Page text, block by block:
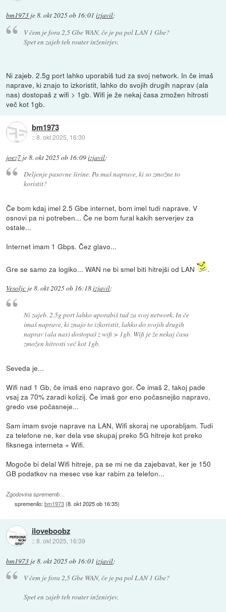
bm1973 je8. okt 2025 ob 16:01 izjavil:
V čem je fora 2,5 Gbe WAN, če je pa pol LAN 1 Gbe?
Spet en zajeb teh router inženirjev.
Ni zajeb. 2.5g port lahko uporabiš tud za svoj network. In če imaš
naprave, ki znajo to izkoristit, lahko do svojih drugih naprav (ala
nas) dostopaš z wifi > 1gb. Wifi je že nekaj časa zmožen hitrosti
več kot 1gb.
bm1973
::8. okt 2025, 16:30
joez7 je8. okt 2025 ob 16:09izjavil:
Deljenje pasovne širine. Pa maš naprave, ki so zmožne to
koristit?
Če bom kdaj imel 2.5 Gbe internet, bom imel tudi naprave. V
osnovi pa ni potreben... Če ne bom fural kakih serverjev za
ostale...
Internet imam 1 Gbps. Čez glavo...
Gre se samo za logiko... WAN ne bi smel biti hitrejši od LAN .
Vesoljc je8. okt 2025 ob 16:18izjavil:
Ni zajeb. 2.5g port lahko uporabiš tud za svoj network. In če
imaš naprave, ki znajo to izkoristit, lahko do svojih drugih
naprav (ala nas) dostopaš z wifi > 1gb. Wifi je že nekaj časa
zmožen hitrosti več kot 1gb.
Seveda je...
Wifi nad 1 Gb, če imaš eno napravo gor. Če imaš 2, takoj pade
vsaj za 70% zaradi kolizij. Če imaš gor eno počasnejšo napravo,
gredo vse počasneje...
Sam imam svoje naprave na LAN, Wifi skoraj ne uporabljam. Tudi
za telefone ne, ker dela vse skupaj preko 5G hitreje kot preko
fiksnega interneta + Wifi.
Mogoče bi delal Wifi hitreje, pa se mi ne da zajebavat, ker je 150
GB podatkov na mesec vse kar rabim za telefon...
Zgodovina sprememb…
spremenilo:bm1973(8. okt 2025 ob 16:35)
iloveboobz
::8. okt 2025, 16:39
bm1973 je8. okt 2025 ob 16:01 izjavil:
V čem je fora 2,5 Gbe WAN, če je pa pol LAN 1 Gbe?
Spet en zajeb teh router inženirjev.